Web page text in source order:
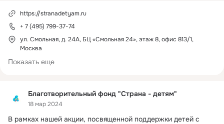
Благотворительный фонд "Страна - детям"
18 мар 2024
В рамках нашей акции, посвященной поддержки детей с
https://stranadetyam.ru
+ 7 (495) 799-37-74
ул. Смольная, д. 24А, БЦ «Смольная 24», этаж 8, офис 813/1,
Москва
Показать еще